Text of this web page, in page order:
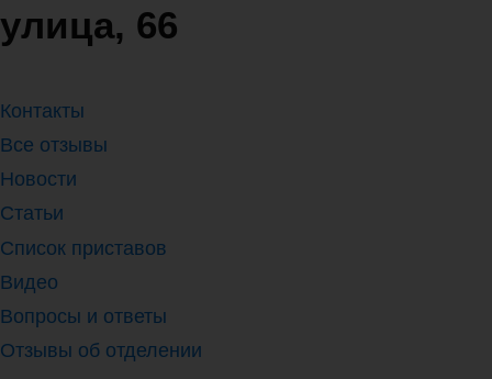
улица, 66
Контакты
Все отзывы
Новости
Статьи
Список приставов
Видео
Вопросы и ответы
Отзывы об отделении